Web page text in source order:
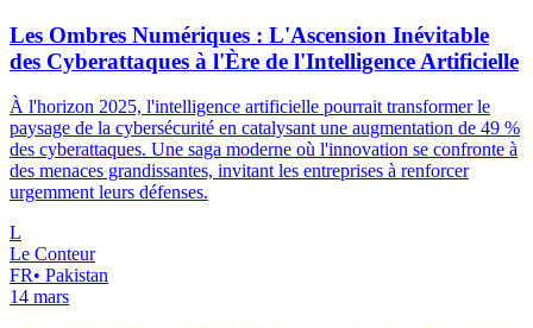
Les Ombres Numériques : L'Ascension Inévitable
des Cyberattaques à l'Ère de l'Intelligence Artificielle
À l'horizon 2025, l'intelligence artificielle pourrait transformer le
paysage de la cybersécurité en catalysant une augmentation de 49 %
des cyberattaques. Une saga moderne où l'innovation se confronte à
des menaces grandissantes, invitant les entreprises à renforcer
urgemment leurs défenses.
L
Le Conteur
FR• Pakistan
14 mars